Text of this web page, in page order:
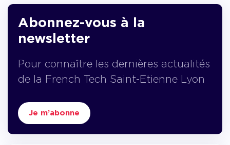
Abonnez-vous à la
newsletter
Pour connaître les dernières actualités
de la French Tech Saint-Etienne Lyon
Je m’abonne